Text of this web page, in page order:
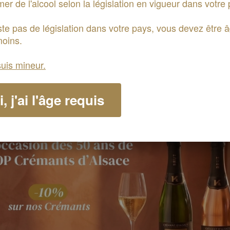
CRÉMANTS ET
de l'alcool selon la législation en vigueur dans votre
pas de législation dans votre pays, vous devez être
mineur.
j'ai l'âge requis